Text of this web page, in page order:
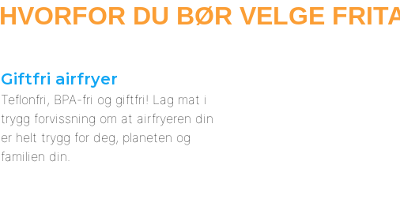
HVORFOR DU BØR VELGE
Giftfri airfryer
Teflonfri, BPA-fri og giftfri! Lag mat i
trygg forvissning om at airfryeren din
er helt trygg for deg, planeten og
familien din.